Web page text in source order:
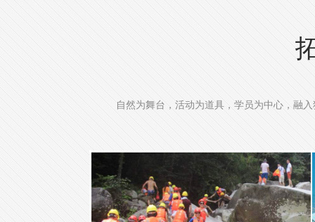
自然为舞台，活动为道具，学员为中心，融